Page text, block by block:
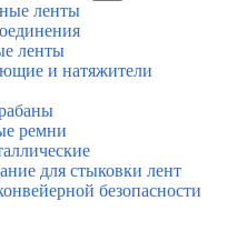
ленты
ленты
и натяжители
ремни
для стыковки лент
безопасности